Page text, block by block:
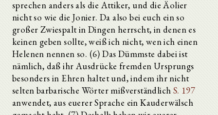
sprechen anders als die Attiker, und die Äolier
nicht so wie die Jonier. Da also bei euch ein so
großer Zwiespalt in Dingen herrscht, in denen es
keinen geben sollte, weiß ich nicht, wen ich einen
Helenen nennen so. (6) Das Dümmste dabei ist
nämlich, daß ihr Ausdrücke fremden Ursprungs
besonders in Ehren haltet und, indem ihr nicht
selten barbarische Wörter mißverständlich S. 197
anwendet, aus euerer Sprache ein Kauderwälsch